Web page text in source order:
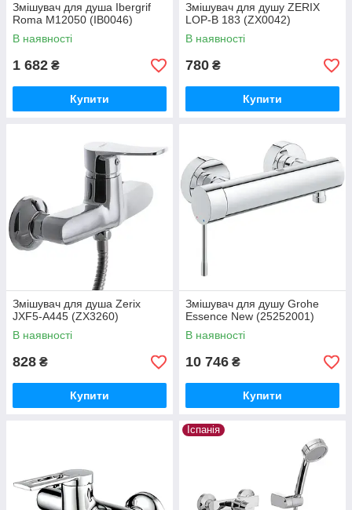
Змішувач для душа Ibergrif
Roma M12050 (IB0046)
В наявності
1 682 ₴
Купити
Змішувач для душу ZERIX
LOP-B 183 (ZX0042)
В наявності
780 ₴
Купити
Змішувач для душа Zerix
JXF5-A445 (ZX3260)
В наявності
828 ₴
Купити
Змішувач для душу Grohe
Essence New (25252001)
В наявності
10 746 ₴
Купити
Іспанія